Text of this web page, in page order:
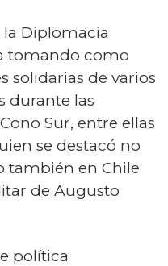
la Diplomacia
tomando como
solidarias de varios
durante las
Sur, entre ellas
se destacó no
también en Chile
de Augusto
política